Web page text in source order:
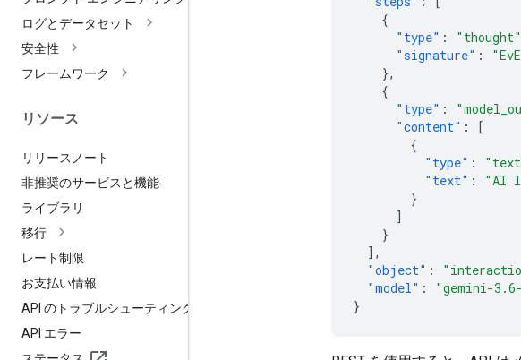
ログとデータセット
安全性
フレームワーク
リソース
リリースノート
非推奨のサービスと機能
ライブラリ
移行
レート制限
お支払い情報
API のトラブルシューティング
API エラー
{
"type" : "thought"
"signature" :
},
{
"type" :
"content" :
[
{
"type" :
"text" :
"AI
}
]
}
],
"object" :
"model" : "gemini-
}